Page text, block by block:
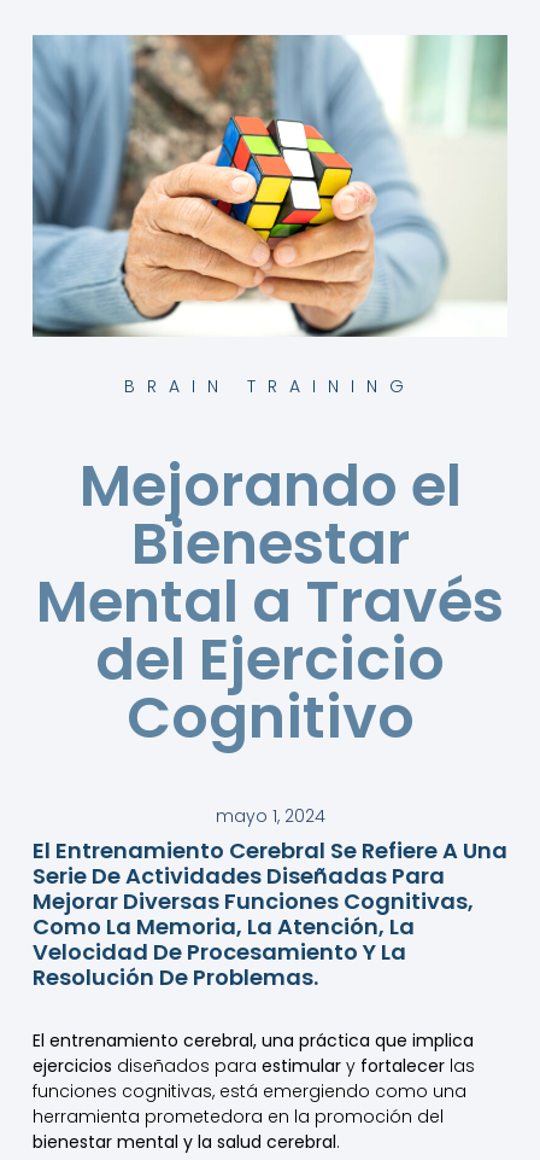
BRAIN TRAINING
Mejorando el
Bienestar
Mental a Través
del Ejercicio
Cognitivo
mayo 1, 2024
El Entrenamiento Cerebral Se Refiere A Una
Serie De Actividades Diseñadas Para
Mejorar Diversas Funciones Cognitivas,
Como La Memoria, La Atención, La
Velocidad De Procesamiento Y La
Resolución De Problemas.
El entrenamiento cerebral, una práctica que implica
ejercicios diseñados para estimulary fortalecerlas
funciones cognitivas, está emergiendo como una
herramienta prometedora en la promoción del
bienestar mental y la salud cerebral.